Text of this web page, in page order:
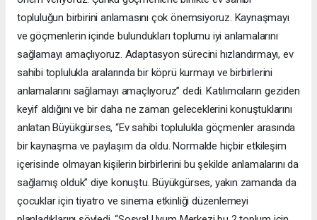
topluluğun birbirini anlamasını çok önemsiyoruz. Kaynaşmayı
ve göçmenlerin içinde bulundukları toplumu iyi anlamalarını
sağlamayı amaçlıyoruz. Adaptasyon sürecini hızlandırmayı, ev
sahibi toplulukla aralarında bir köprü kurmayı ve birbirlerini
anlamalarını sağlamayı amaçlıyoruz” dedi. Katılımcıların geziden
keyif aldığını ve bir daha ne zaman geleceklerini konuştuklarını
anlatan Büyükgürses, “Ev sahibi toplulukla göçmenler arasında
bir kaynaşma ve paylaşım da oldu. Normalde hiçbir etkileşim
içerisinde olmayan kişilerin birbirlerini bu şekilde anlamalarını da
sağlamış olduk” diye konuştu. Büyükgürses, yakın zamanda da
çocuklar için tiyatro ve sinema etkinliği düzenlemeyi